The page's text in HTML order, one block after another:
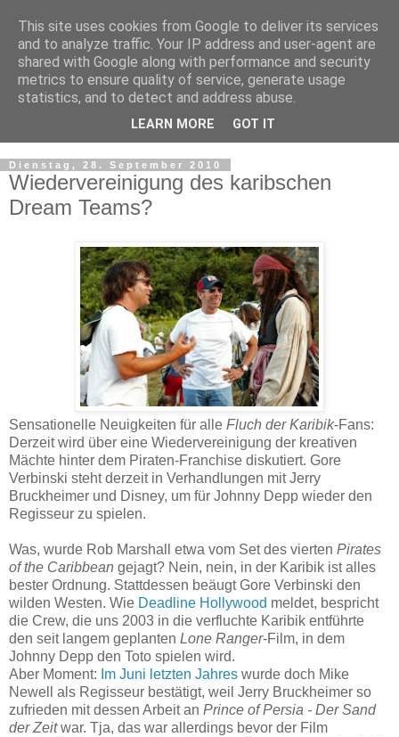
Dienstag, 28. September 2010
Wiedervereinigung des karibschen
Dream Teams?
Sensationelle Neuigkeiten für alle Fluch der Karibik-Fans:
Derzeit wird über eine Wiedervereinigung der kreativen
Mächte hinter dem Piraten-Franchise diskutiert. Gore
Verbinski steht derzeit in Verhandlungen mit Jerry
Bruckheimer und Disney, um für Johnny Depp wieder den
Regisseur zu spielen.
Was, wurde Rob Marshall etwa vom Set des vierten Pirates
of the Caribbean gejagt? Nein, nein, in der Karibik ist alles
bester Ordnung. Stattdessen beäugt Gore Verbinski den
wilden Westen. Wie Deadline Hollywood meldet, bespricht
die Crew, die uns 2003 in die verfluchte Karibik entführte
den seit langem geplanten Lone Ranger-Film, in dem
Johnny Depp den Toto spielen wird.
Aber Moment: Im Juni letzten Jahres wurde doch Mike
Newell als Regisseur bestätigt, weil Jerry Bruckheimer so
zufrieden mit dessen Arbeit an Prince of Persia - Der Sand
der Zeitwar. Tja, das war allerdings bevor der Film
This site uses cookies from Google to deliver its services
and to analyze traffic. Your IP address and user-agent are
shared with Google along with performance and security
metrics to ensure quality of service, generate usage
statistics, and to detect and address abuse.
LEARN MORE GOT IT